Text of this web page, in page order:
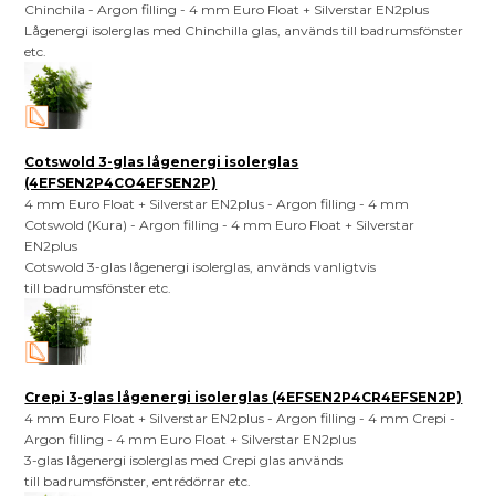
Chinchila - Argon filling - 4 mm Euro Float + Silverstar EN2plus
Lågenergi isolerglas med Chinchilla glas, används till badrumsfönster
etc.
Cotswold 3-glas lågenergi isolerglas
(4EFSEN2P4CO4EFSEN2P)
4 mm Euro Float + Silverstar EN2plus - Argon filling - 4 mm
Cotswold (Kura) - Argon filling - 4 mm Euro Float + Silverstar
EN2plus
Cotswold 3-glas lågenergi isolerglas, används vanligtvis
till badrumsfönster etc.
Crepi 3-glas lågenergi isolerglas (4EFSEN2P4CR4EFSEN2P)
4 mm Euro Float + Silverstar EN2plus - Argon filling - 4 mm Crepi -
Argon filling - 4 mm Euro Float + Silverstar EN2plus
3-glas lågenergi isolerglas med Crepi glas används
till badrumsfönster, entrédörrar etc.